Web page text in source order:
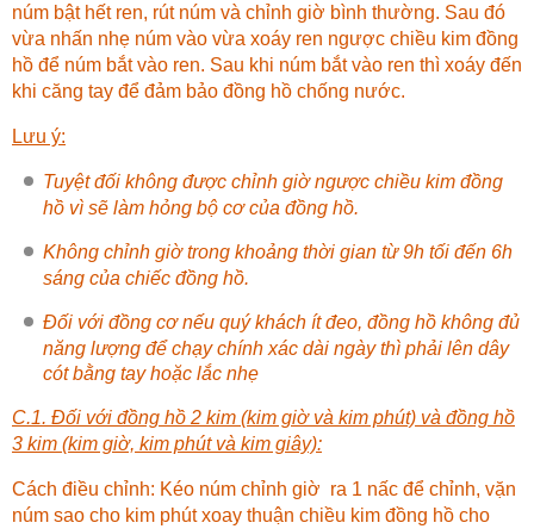
núm bật hết ren, rút núm và chỉnh giờ bình thường. Sau đó
vừa nhấn nhẹ núm vào vừa xoáy ren ngược chiều kim đồng
hồ để núm bắt vào ren. Sau khi núm bắt vào ren thì xoáy đến
khi căng tay để đảm bảo đồng hồ chống nước.
Lưu ý:
Tuyệt đối không được chỉnh giờ ngược chiều kim đồng
hồ vì sẽ làm hỏng bộ cơ của đồng hồ.
Không chỉnh giờ trong khoảng thời gian từ 9h tối đến 6h
sáng của chiếc đồng hồ.
Đối với đồng cơ nếu quý khách ít đeo, đồng hồ không đủ
năng lượng để chạy chính xác dài ngày thì phải lên dây
cót bằng tay hoặc lắc nhẹ
C.1. Đối với đồng hồ 2 kim (kim giờ và kim phút) và đồng hồ
3 kim (kim giờ, kim phút và kim giây):
Cách điều chỉnh: Kéo núm chỉnh giờ ra 1 nấc để chỉnh, vặn
núm sao cho kim phút xoay thuận chiều kim đồng hồ cho